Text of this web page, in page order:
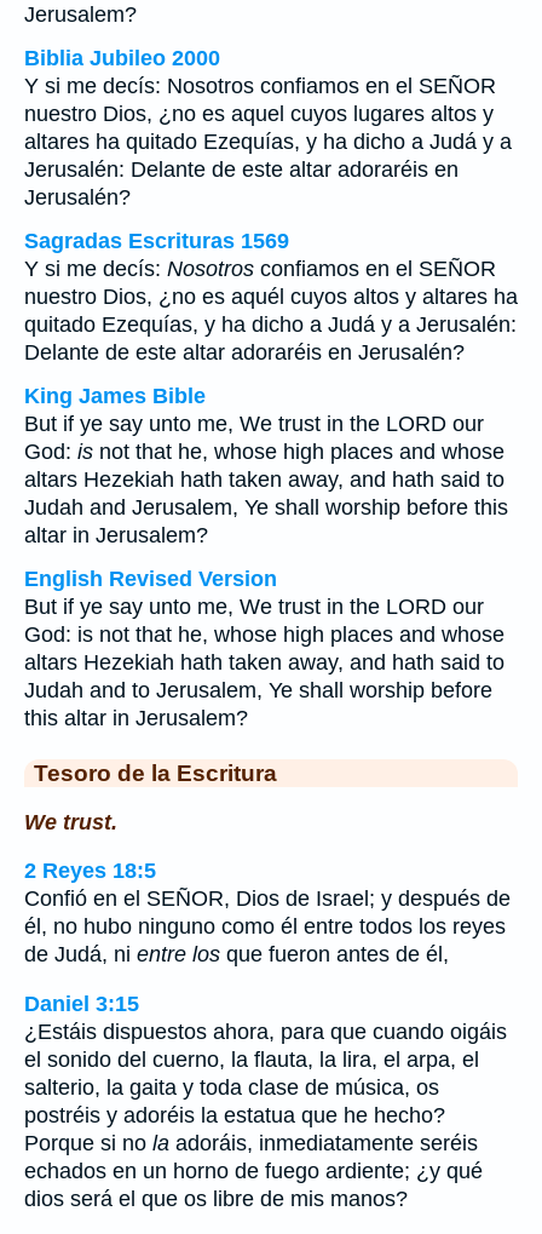
Jerusalem?
Biblia Jubileo 2000
Y si me decís: Nosotros confiamos en el SEÑOR
nuestro Dios, ¿no es aquel cuyos lugares altos y
altares ha quitado Ezequías, y ha dicho a Judá y a
Jerusalén: Delante de este altar adoraréis en
Jerusalén?
Sagradas Escrituras 1569
Y si me decís: Nosotros confiamos en el SEÑOR
nuestro Dios, ¿no es aquél cuyos altos y altares ha
quitado Ezequías, y ha dicho a Judá y a Jerusalén:
Delante de este altar adoraréis en Jerusalén?
King James Bible
But if ye say unto me, We trust in the LORD our
God: is not that he, whose high places and whose
altars Hezekiah hath taken away, and hath said to
Judah and Jerusalem, Ye shall worship before this
altar in Jerusalem?
English Revised Version
But if ye say unto me, We trust in the LORD our
God: is not that he, whose high places and whose
altars Hezekiah hath taken away, and hath said to
Judah and to Jerusalem, Ye shall worship before
this altar in Jerusalem?
Tesoro de la Escritura
We trust.
2 Reyes 18:5
Confió en el SEÑOR, Dios de Israel; y después de
él, no hubo ninguno como él entre todos los reyes
de Judá, ni entre los que fueron antes de él,
Daniel 3:15
¿Estáis dispuestos ahora, para que cuando oigáis
el sonido del cuerno, la flauta, la lira, el arpa, el
salterio, la gaita y toda clase de música, os
postréis y adoréis la estatua que he hecho?
Porque si no la adoráis, inmediatamente seréis
echados en un horno de fuego ardiente; ¿y qué
dios será el que os libre de mis manos?